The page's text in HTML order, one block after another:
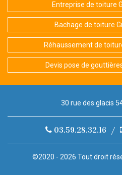
Entreprise de toiture
Bachage de toiture
Réhaussement de
Devis pose de
30 rue des glacis
03.59.28.32.16 /
©2020 - 2026 Tout droit